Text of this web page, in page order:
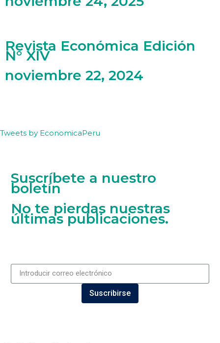
Revista Económica Edición
N° XIV
noviembre 22, 2024
Tweets by EconomicaPeru
Suscríbete a nuestro
boletín
No te pierdas nuestras
últimas publicaciones.
Suscribirse